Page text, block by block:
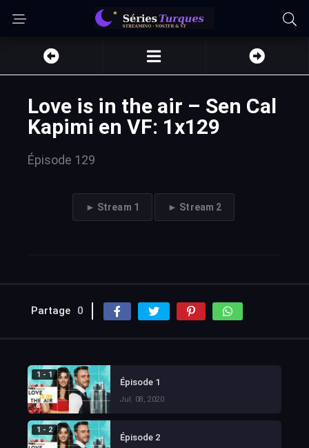
Love is in the air – Sen Cal
Kapimi en VF: 1x129
Épisode 129
► Stream 1 ► Stream 2
Partage 0
1 - 1
Épisode 1
Jul. 08, 2020
1 - 2
Épisode 2